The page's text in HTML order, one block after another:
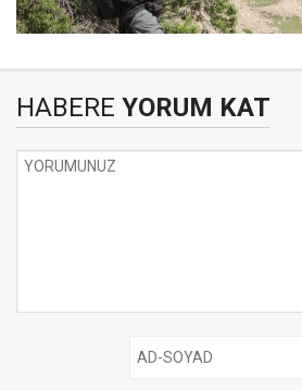
HABERE YORUM KAT